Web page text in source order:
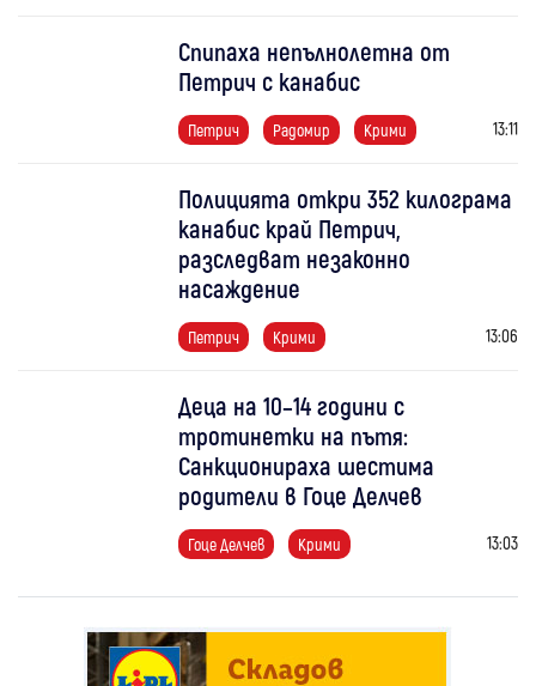
Спипаха непълнолетна от
Петрич с канабис
Петрич Радомир Крими 13:11
Полицията откри 352 килограма
канабис край Петрич,
разследват незаконно
насаждение
Петрич Крими 13:06
Деца на 10–14 години с
тротинетки на пътя:
Санкционираха шестима
родители в Гоце Делчев
Гоце Делчев Крими 13:03